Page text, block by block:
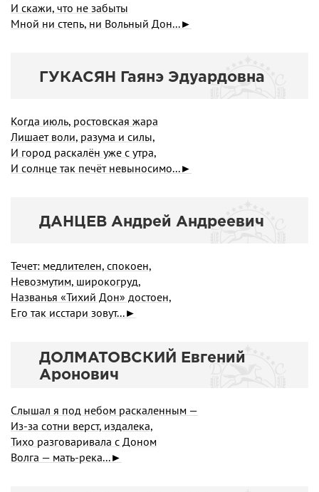
И скажи, что не забыты
Мной ни степь, ни Вольный Дон...►
ГУКАСЯН Гаянэ Эдуардовна
Когда июль, ростовская жара
Лишает воли, разума и силы,
И город раскалён уже с утра,
И солнце так печёт невыносимо...►
ДАНЦЕВ Андрей Андреевич
Течет: медлителен, спокоен,
Невозмутим, широкогруд,
Названья «Тихий Дон» достоен,
Его так исстари зовут...►
ДОЛМАТОВСКИЙ Евгений
Аронович
Слышал я под небом раскаленным —
Из-за сотни верст, издалека,
Тихо разговаривала с Доном
Волга — мать-река...►